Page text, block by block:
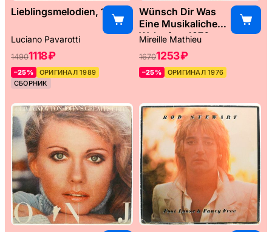
Lieblingsmelodien, 1989
Luciano Pavarotti
14901118 ₽
–25%
ОРИГИНАЛ 1989
СБОРНИК
Wünsch Dir Was
Eine Musikaliche
Weltreise, 1976
Mireille Mathieu
16701253 ₽
–25% ОРИГИНАЛ 1976